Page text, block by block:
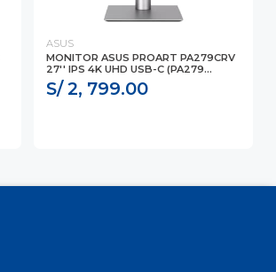
ASUS
MONITOR ASUS PROART PA279CRV
27'' IPS 4K UHD USB-C (PA279...
S/ 2, 799.00